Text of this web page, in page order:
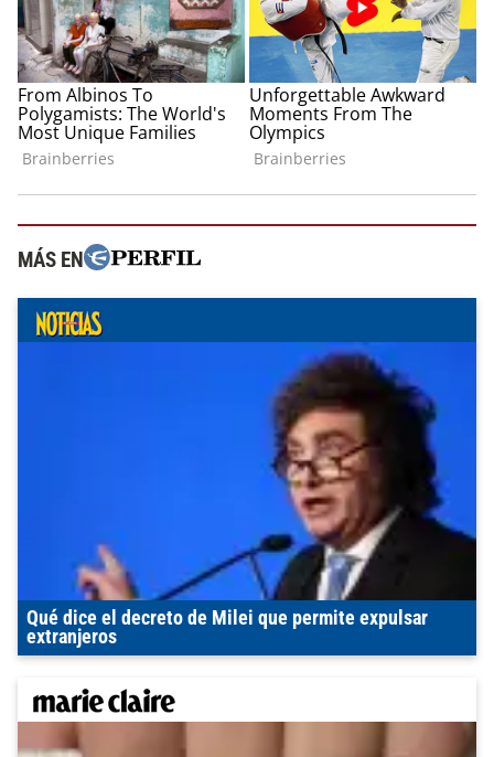
MÁS EN
Qué dice el decreto de Milei que permite expulsar
extranjeros